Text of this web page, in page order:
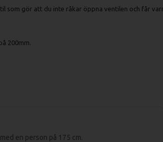
som gör att du inte råkar öppna ventilen och får
200mm.
en person på 175 cm.